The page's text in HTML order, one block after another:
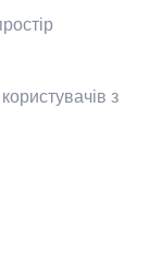
з